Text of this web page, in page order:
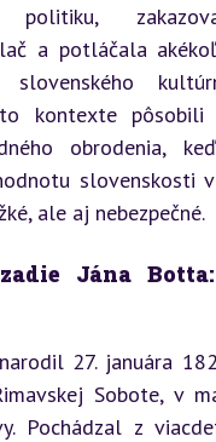
politiku,
a potláčala
slovenského
kontexte pôsobili
obrodenia,
slovenskosti
ale aj nebezpečné.
Jána
27. januára
Sobote, v
Pochádzal z